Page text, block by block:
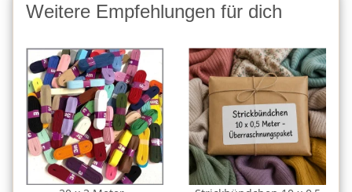
Weitere Empfehlungen für dich